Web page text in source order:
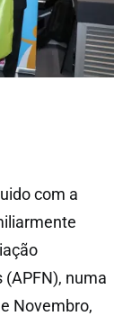
com a
numa
Novembro,